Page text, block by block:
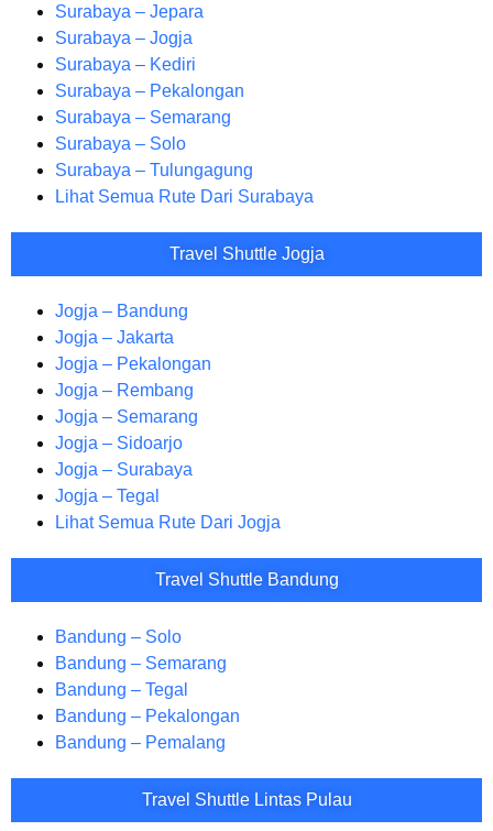
Surabaya – Jepara
Surabaya – Jogja
Surabaya – Kediri
Surabaya – Pekalongan
Surabaya – Semarang
Surabaya – Solo
Surabaya – Tulungagung
Lihat Semua Rute Dari Surabaya
Travel Shuttle Jogja
Jogja – Bandung
Jogja – Jakarta
Jogja – Pekalongan
Jogja – Rembang
Jogja – Semarang
Jogja – Sidoarjo
Jogja – Surabaya
Jogja – Tegal
Lihat Semua Rute Dari Jogja
Travel Shuttle Bandung
Bandung – Solo
Bandung – Semarang
Bandung – Tegal
Bandung – Pekalongan
Bandung – Pemalang
Travel Shuttle Lintas Pulau